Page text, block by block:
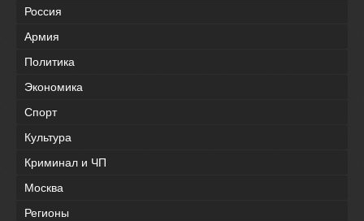
Россия
Армия
Политика
Экономика
Спорт
Культура
Криминал и ЧП
Москва
Регионы